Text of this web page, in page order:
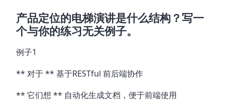
产品定位的电梯演讲是什么结构？写一
个与你的练习无关例子。
例子1
** 对于 ** 基于RESTful 前后端协作
** 它们想 ** 自动化生成文档，便于前端使用